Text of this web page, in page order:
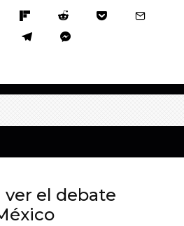
ver el debate